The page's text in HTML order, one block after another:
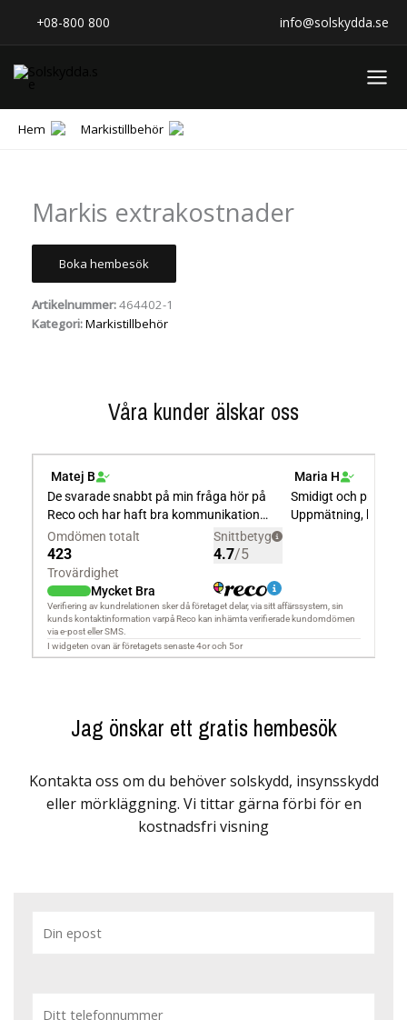
+08-800 800 info@solskydda.se
Hem Markistillbehör
Markis extrakostnader
Boka hembesök
Artikelnummer:464402-1
Kategori:Markistillbehör
Våra kunder älskar oss
Jag önskar ett gratis hembesök
Kontakta oss om du behöver solskydd, insynsskydd
eller mörkläggning. Vi tittar gärna förbi för en
kostnadsfri visning